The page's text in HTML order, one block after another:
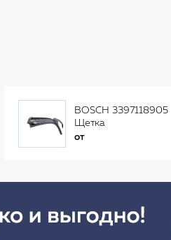
BOSCH 3397118905
Щетка
стеклоочистителя
от